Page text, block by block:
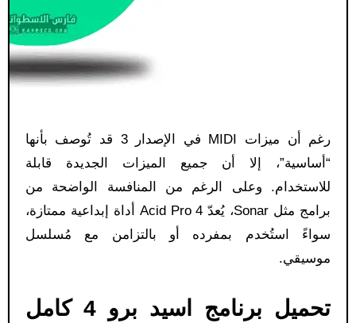
رغم أن ميزات MIDI في الإصدار 3 قد تُوصف بأنها
“أساسية”، إلا أن جميع الميزات الجديدة قابلة
للاستخدام. وعلى الرغم من المنافسة الواضحة من
برامج مثل Sonar، يُعدّ Acid Pro 4 أداة إبداعية ممتازة،
سواءً استُخدم بمفرده أو بالتزامن مع مُسلسل
موسيقي.
تحميل برنامج اسيد برو 4 كامل